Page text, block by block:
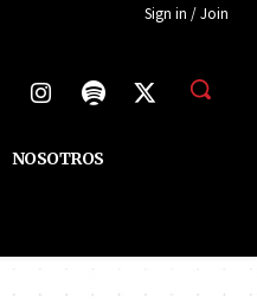
Sign in / Join
NOSOTROS